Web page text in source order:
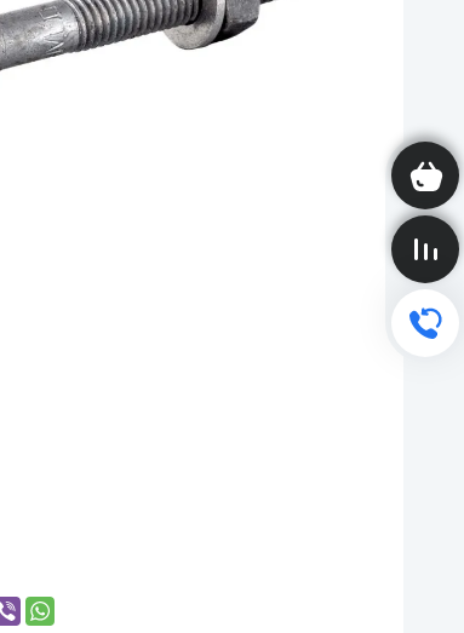
Корзина пуста
Сравнение пусто